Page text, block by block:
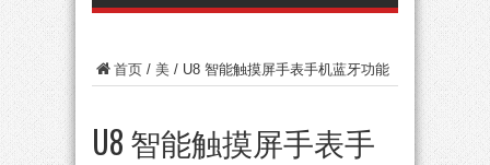
首页 / 美 / U8 智能触摸屏手表手机蓝牙功能
U8 智能触摸屏手表手